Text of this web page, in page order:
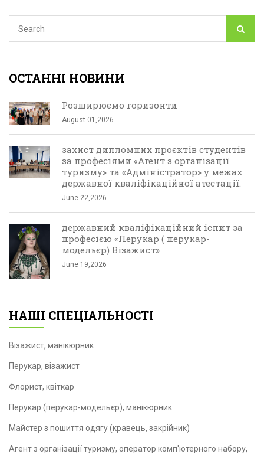
ОСТАННІ НОВИНИ
Розширюємо горизонти
August 01,2026
захист дипломних проєктів студентів
за професіями «Агент з організації
туризму» та «Адміністратор» у межах
державної кваліфікаційної атестації.
June 22,2026
державний кваліфікаційний іспит за
професією «Перукар ( перукар-
модельєр) Візажист»
June 19,2026
НАШІ СПЕЦІАЛЬНОСТІ
Візажист, манікюрник
Перукар, візажист
Флорист, квіткар
Перукар (перукар-модельєр), манікюрник
Майстер з пошиття одягу (кравець, закрійник)
Агент з організації туризму, оператор комп'ютерного набору,